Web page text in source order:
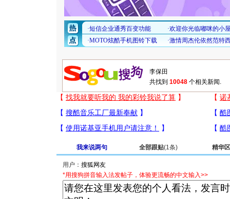
共找到 10048 个相关新闻.
我来说两句 全部跟贴(1条) 精华区
用户：
*用搜狗拼音输入法发帖子，体验更流畅的中文输入>>